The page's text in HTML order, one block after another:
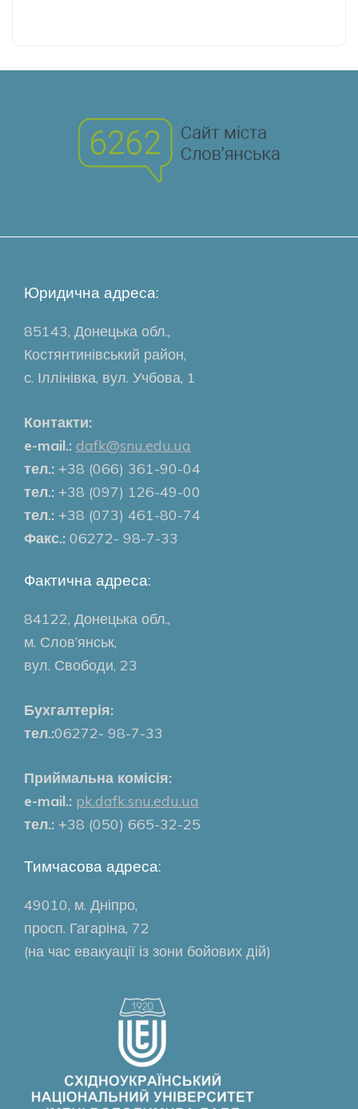
Юридична адреса:
85143, Донецька обл.,
Костянтинівський район,
с. Іллінівка, вул. Учбова, 1
Контакти:
e-mail.: dafk@snu.edu.ua
тел.: +38 (066) 361-90-04
тел.: +38 (097) 126-49-00
тел.: +38 (073) 461-80-74
Факс.: 06272- 98-7-33
Фактична адреса:
84122, Донецька обл.,
м. Слов’янськ,
вул. Свободи, 23
Бухгалтерія:
тел.:06272- 98-7-33
Приймальна комісія:
e-mail.: pk.dafk.snu.edu.ua
тел.: +38 (050) 665-32-25
Тимчасова адреса:
49010, м. Дніпро,
просп. Гагаріна, 72
(на час евакуації із зони бойових дій)